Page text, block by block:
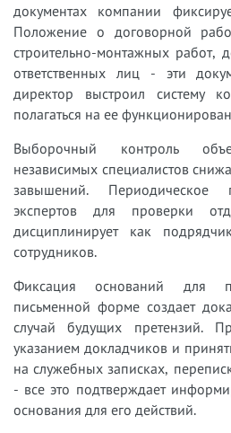
документах компании
Положение о договорной
строительно-монтажных работ,
ответственных лиц - эти
директор выстроил систему
полагаться на ее
Выборочный контроль
независимых специалистов
завышений. Периодическое
экспертов для проверки
дисциплинирует как
сотрудников.
Фиксация оснований для
письменной форме создает
случай будущих претензий.
указанием докладчиков и
на служебных записках,
- все это подтверждает
основания для его действий.